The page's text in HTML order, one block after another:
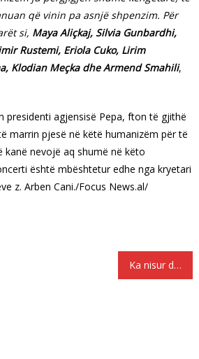
që vinin pa asnjë shpenzim. Për
si, Maya Aliçkaj, Silvia Gunbardhi,
Rustemi, Eriola Cuko, Lirim
Klodian Meçka dhe Armend Smahili,
presidenti agjensisë Pepa, fton të gjithë
marrin pjesë në këtë humanizëm për të
kanë nevojë aq shumë në këto
është mbështetur edhe nga kryetari
z. Arben Cani./Focus News.al/
Ka nisur dhënia e lejeve biometrike për emigrantët në Greqi